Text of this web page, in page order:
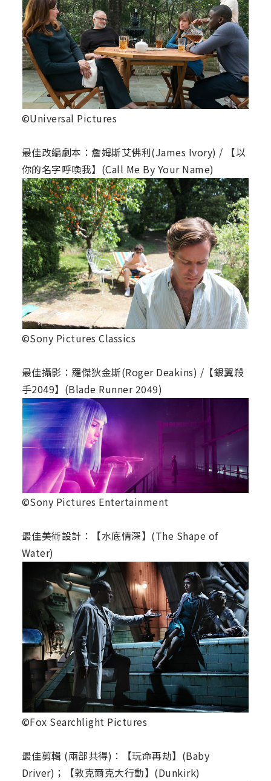
©Universal Pictures
最佳改編劇本：詹姆斯艾佛利(James Ivory) / 【以
你的名字呼喚我】(Call Me By Your Name)
©Sony Pictures Classics
最佳攝影：羅傑狄金斯(Roger Deakins) /【銀翼殺
手2049】(Blade Runner 2049)
©Sony Pictures Entertainment
最佳美術設計：【水底情深】(The Shape of
Water)
©Fox Searchlight Pictures
最佳剪輯 (兩部共得)：【玩命再劫】(Baby
Driver)；【敦克爾克大行動】(Dunkirk)